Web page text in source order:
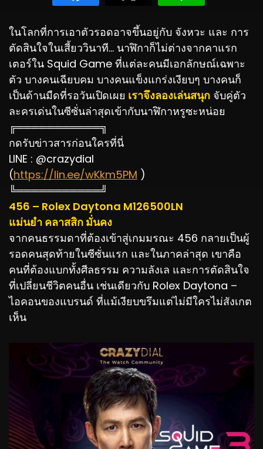
ในโลกที่การเอาตัวรอดอาจขึ้นอยู่กับ จังหวะ และ การ
ตัดสินใจในเสี้ยววินาที… นาฬิกาก็ไม่ต่างจากคาแรก
เตอร์ใน Squid Game ที่แต่ละคนมีเอกลักษณ์เฉพาะ
ตัว บางคนเฉียบคม บางคนแข็งแกร่งเงียบๆ บางคนก็
เป็นด้านมืดที่รอวันเปิดเผย เราจึงลองเล่นสนุก จับคู่ตัว
ละครเด่นในซีซั่นล่าสุดเข้ากับนาฬิกาหรูซะหน่อย
╔═══════════╗
กดรับข่าวสารก่อนใครที่นี่
LINE : @crazydial
(https://lin.ee/wKkm5PM )
╚═══════════╝
456 – Rolex Daytona M126500LN
แม่นยำ คลาสสิก มั่นคง
จากคนธรรมดาที่ต้องเข้าสู่เกมมรณะ 456 กลายเป็นผู้
รอดคนสุดท้ายในซีซั่นแรก และในภาคล่าสุด เขาคือ
คนที่ต้องแบกทั้งศีลธรรม ความลังเล และการตัดสินใจ
ที่เปลี่ยนชีวิตคนอื่น เช่นเดียวกับ Rolex Daytona –
ไอคอนของแบรนด์ ที่แม้เงียบขรึมแต่ไม่มีใครไม่สังเกต
เห็น